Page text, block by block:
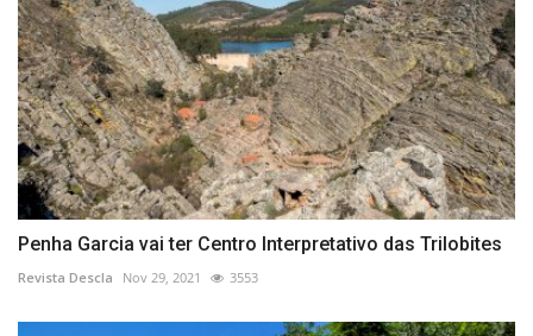
Penha Garcia vai ter Centro Interpretativo das Trilobites
Revista Descla Nov 29, 2021 3553